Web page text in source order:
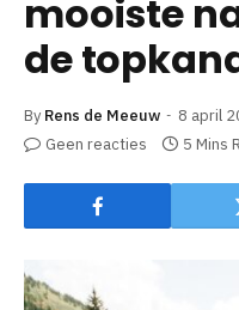
mooiste
de
By Rens de Meeuw 8 april
Geen reacties
5 Mins